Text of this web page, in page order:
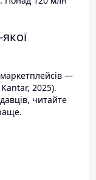
—
2025).
читайте